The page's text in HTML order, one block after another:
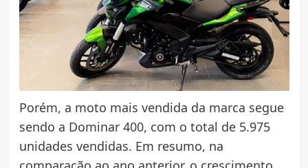
Porém, a moto mais vendida da marca segue
sendo a Dominar 400, com o total de 5.975
unidades vendidas. Em resumo, na